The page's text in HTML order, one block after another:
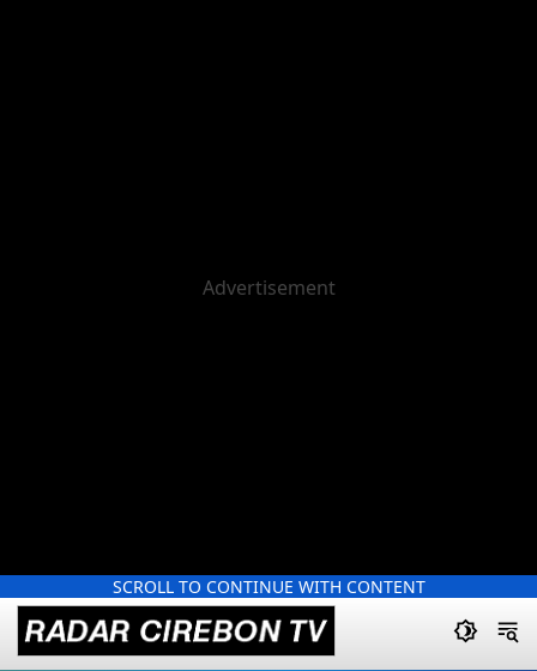
SCROLL TO CONTINUE WITH CONTENT